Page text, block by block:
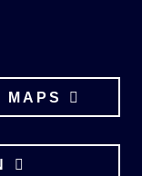
MAPS